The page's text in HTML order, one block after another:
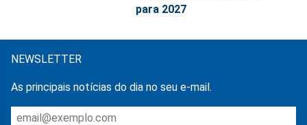
para 2027
NEWSLETTER
As principais notícias do dia no seu e-mail.